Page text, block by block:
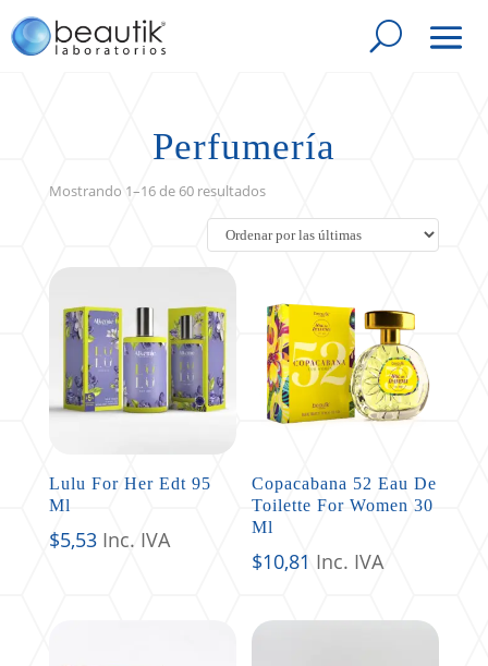
Perfumería
Mostrando 1–16 de 60 resultadosSorted
by
latest
Lulu For Her Edt 95
Ml
$5,53 Inc. IVA
Copacabana 52 Eau De
Toilette For Women 30
Ml
$10,81 Inc. IVA